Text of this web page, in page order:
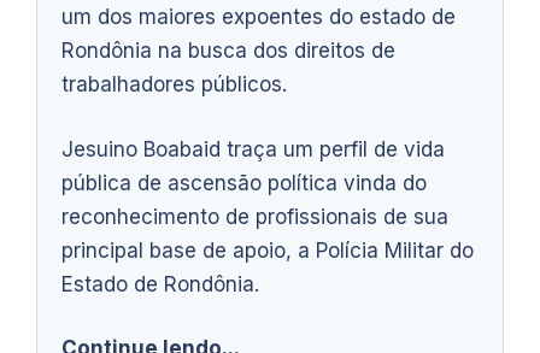
um dos maiores expoentes do estado de
Rondônia na busca dos direitos de
trabalhadores públicos.
Jesuino Boabaid traça um perfil de vida
pública de ascensão política vinda do
reconhecimento de profissionais de sua
principal base de apoio, a Polícia Militar do
Estado de Rondônia.